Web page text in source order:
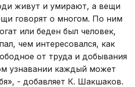
живут и умирают, а вещи
говорят о многом. По ним
или беден был человек,
чем интересовался, как
от труда и добывания
узнавании каждый может
- добавляет К. Шакшаков.